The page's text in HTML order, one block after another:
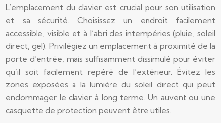
L’emplacement du clavier est crucial pour son utilisation
et sa sécurité. Choisissez un endroit facilement
accessible, visible et à l’abri des intempéries (pluie, soleil
direct, gel). Privilégiez un emplacement à proximité de la
porte d’entrée, mais suffisamment dissimulé pour éviter
qu’il soit facilement repéré de l’extérieur. Évitez les
zones exposées à la lumière du soleil direct qui peut
endommager le clavier à long terme. Un auvent ou une
casquette de protection peuvent être utiles.